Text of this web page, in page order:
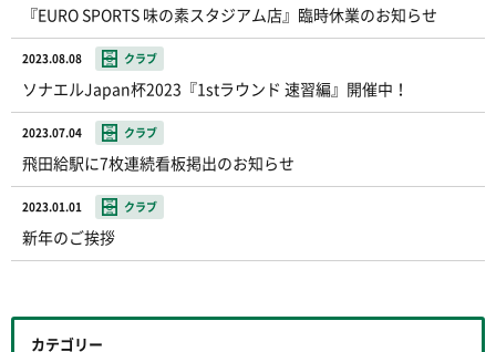
『EURO SPORTS 味の素スタジアム店』臨時休業のお知らせ
2023.08.08 クラブ
ソナエルJapan杯2023『1stラウンド 速習編』開催中！
2023.07.04 クラブ
飛田給駅に7枚連続看板掲出のお知らせ
2023.01.01 クラブ
新年のご挨拶
カテゴリー